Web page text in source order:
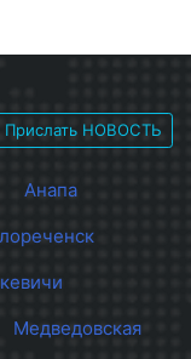
Прислать НОВОСТЬ
Анапа
Медведовская